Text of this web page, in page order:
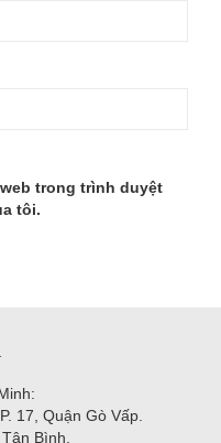
trong trình duyệt
tôi.
17, Quận Gò Vấp.
Bình.